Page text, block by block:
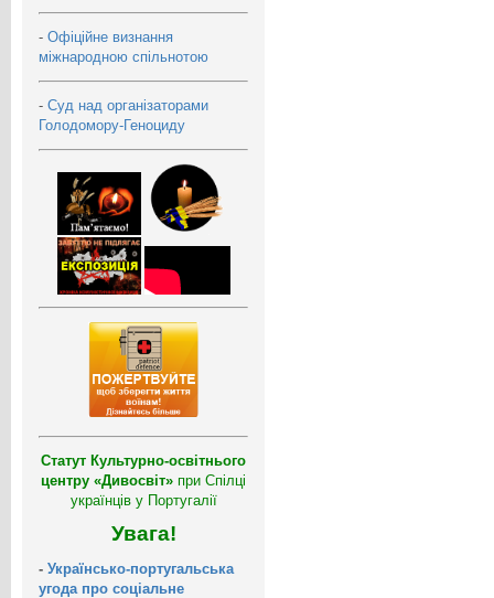
- Офіційне визнання
міжнародною спільнотою
- Суд над організаторами
Голодомору-Геноциду
Статут Культурно-освітнього
центру «Дивосвіт» при Спілці
українців у Португалії
Увага!
- Українсько-португальська
угода про соціальне